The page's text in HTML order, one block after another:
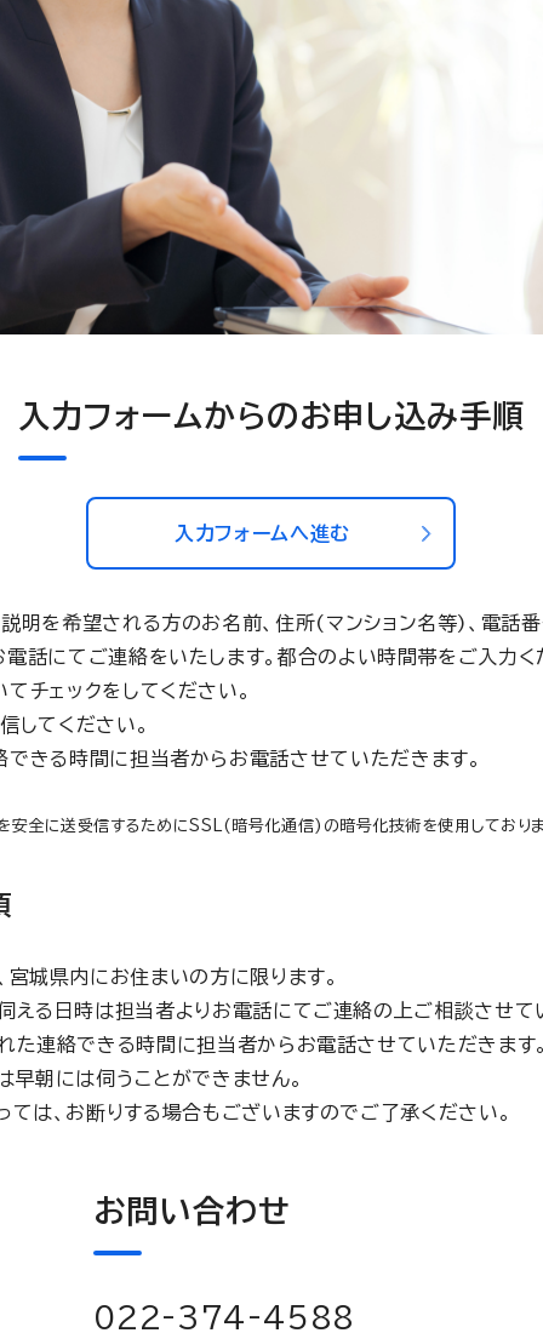
入力フォームからのお申し込み手順
入力フォームへ進む
明を希望される方のお名前、住所(マンション名等)、電話
話にてご連絡をいたします。都合のよい時間帯をご入力く
チェックをしてください。
してください。
きる時間に担当者からお電話させていただきます。
安全に送受信するためにSSL(暗号化通信)の暗号化技術を使用しておりま
宮城県内にお住まいの方に限ります。
える日時は担当者よりお電話にてご連絡の上ご相談させて
た連絡できる時間に担当者からお電話させていただきます
早朝には伺うことができません。
ては、お断りする場合もございますのでご了承ください。
お問い合わせ
022-374-4588